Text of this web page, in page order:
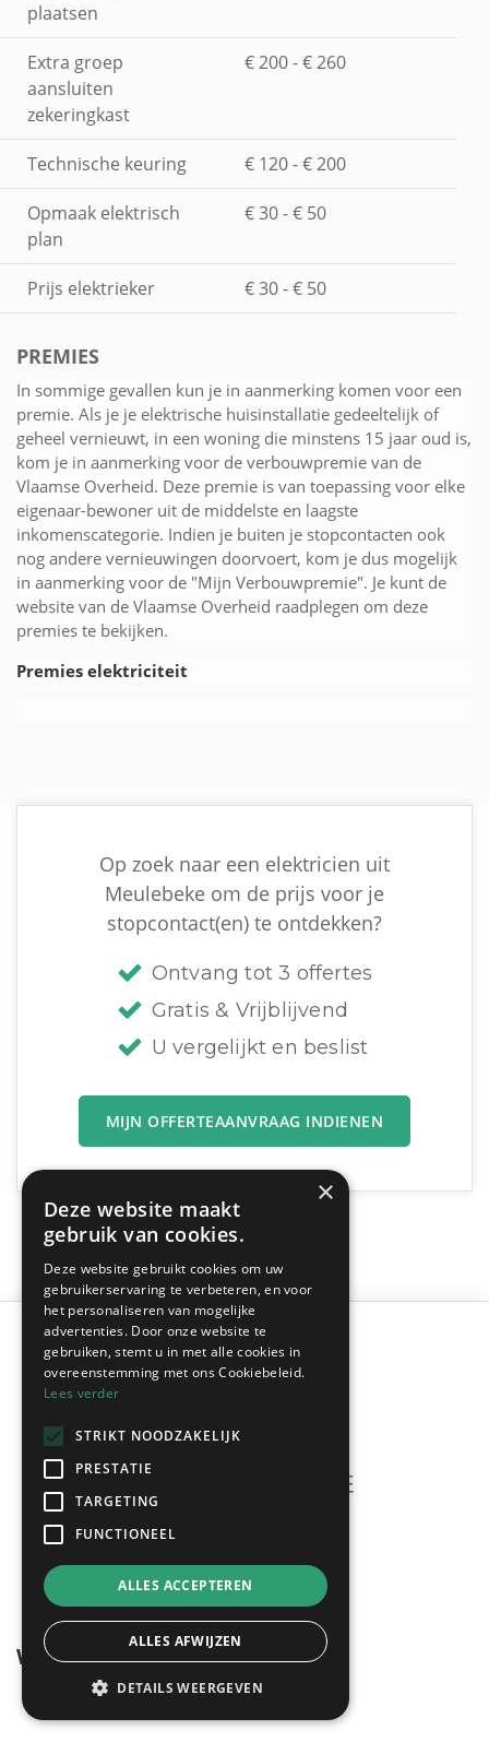
plaatsen
Extra groep
aansluiten
zekeringkast
€ 200 - € 260
Technische keuring € 120 - € 200
Opmaak elektrisch
plan
€ 30 - € 50
Prijs elektrieker € 30 - € 50
PREMIES
In sommige gevallen kun je in aanmerking komen voor een
premie. Als je je elektrische huisinstallatie gedeeltelijk of
geheel vernieuwt, in een woning die minstens 15 jaar oud is,
kom je in aanmerking voor de verbouwpremie van de
Vlaamse Overheid. Deze premie is van toepassing voor elke
eigenaar-bewoner uit de middelste en laagste
inkomenscategorie. Indien je buiten je stopcontacten ook
nog andere vernieuwingen doorvoert, kom je dus mogelijk
in aanmerking voor de "Mijn Verbouwpremie". Je kunt de
website van de Vlaamse Overheid raadplegen om deze
premies te bekijken.
Premies elektriciteit
Op zoek naar een elektricien uit
Meulebeke om de prijs voor je
stopcontact(en) te ontdekken?
Ontvang tot 3 offertes
Gratis & Vrijblijvend
U vergelijkt en beslist
MIJN OFFERTEAANVRAAG INDIENEN
Meerdere offertes
Wegwijzer
×
Deze website maakt
gebruik van cookies.
Deze website gebruikt cookies om uw
gebruikerservaring te verbeteren, en voor
het personaliseren van mogelijke
advertenties. Door onze website te
gebruiken, stemt u in met alle cookies in
overeenstemming met ons Cookiebeleid.
Lees verder
STRIKT NOODZAKELIJK
PRESTATIE
TARGETING
FUNCTIONEEL
ALLES ACCEPTEREN
ALLES AFWIJZEN
DETAILS WEERGEVEN